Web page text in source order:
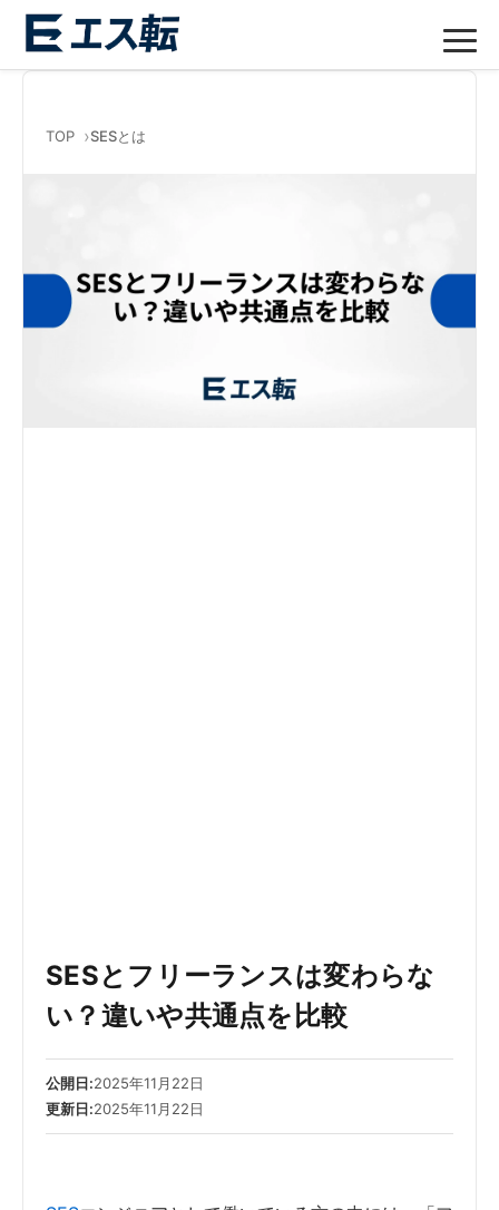
TOP SESとは
SESとフリーランスは変わらな
い？違いや共通点を比較
公開日:2025年11月22日
更新日:2025年11月22日